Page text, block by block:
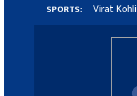
SPORTS: Virat Kohli